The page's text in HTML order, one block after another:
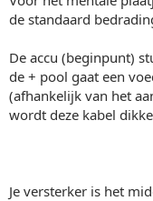
de standaard
De accu (beginpunt)
de + pool gaat een
(afhankelijk van het
wordt deze kabel
Je versterker is het